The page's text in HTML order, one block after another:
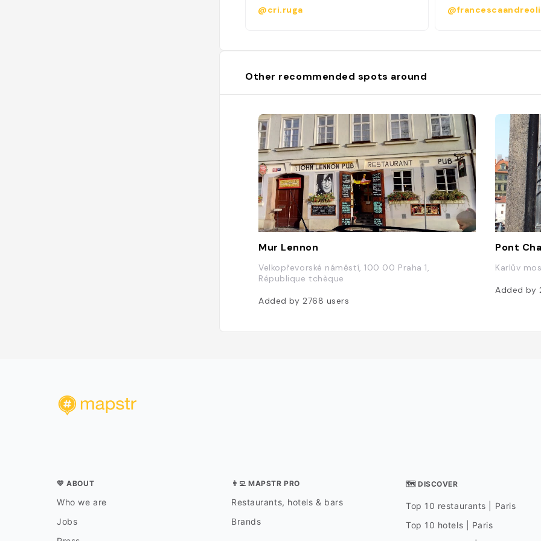
@cri.ruga
Other recommended spots around
Mur Lennon
Velkopřevorské náměstí, 100 00 Praha 1,
République tchèque
Added by 2768 users
Pont
Karlův
Added by
💛 ABOUT
Who we are
Jobs
👨‍💻 MAPSTR PRO
Restaurants, hotels & bars
Brands
🗺 DISCOVER
Top 10 restaurants | Paris
Top 10 hotels | Paris